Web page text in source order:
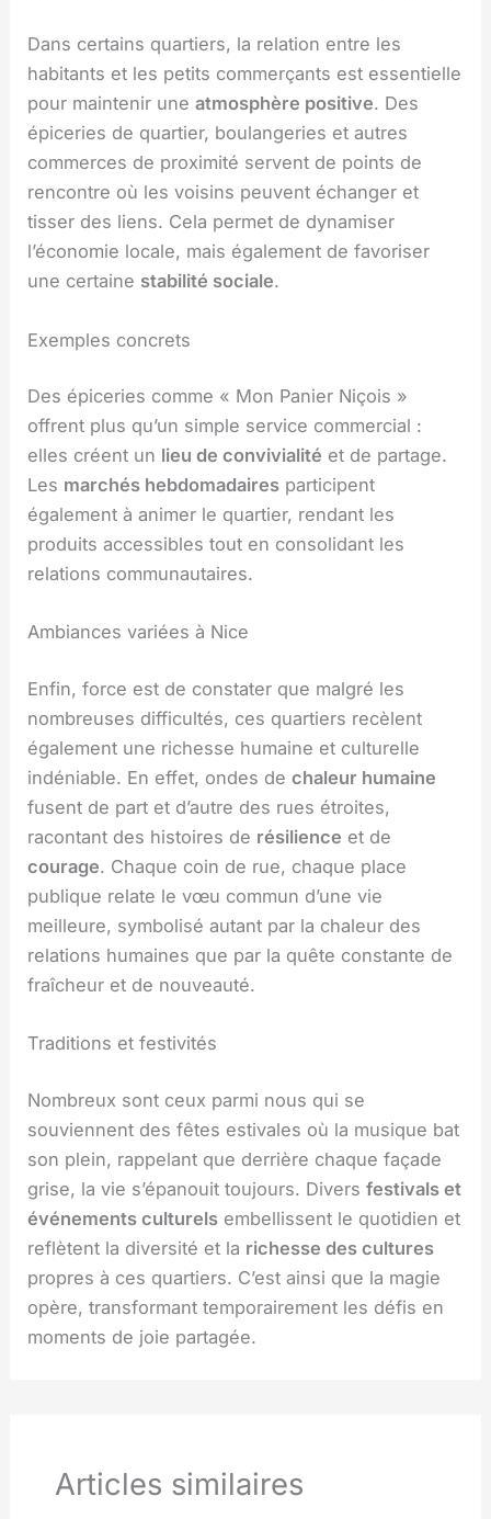
Dans certains quartiers, la relation entre les
habitants et les petits commerçants est essentielle
pour maintenir uneatmosphère positive. Des
épiceries de quartier, boulangeries et autres
commerces de proximité servent de points de
rencontre où les voisins peuvent échanger et
tisser des liens. Cela permet de dynamiser
l’économie locale, mais également de favoriser
une certaine stabilité sociale.
Exemples concrets
Des épiceries comme « Mon Panier Niçois »
offrent plus qu’un simple service commercial :
elles créent un lieu de convivialité et de partage.
Les marchés hebdomadaires participent
également à animer le quartier, rendant les
produits accessibles tout en consolidant les
relations communautaires.
Ambiances variées à Nice
Enfin, force est de constater que malgré les
nombreuses difficultés, ces quartiers recèlent
également une richesse humaine et culturelle
indéniable. En effet, ondes dechaleur humaine
fusent de part et d’autre des rues étroites,
racontant des histoires de résilience et de
courage. Chaque coin de rue, chaque place
publique relate le vœu commun d’une vie
meilleure, symbolisé autant par la chaleur des
relations humaines que par la quête constante de
fraîcheur et de nouveauté.
Traditions et festivités
Nombreux sont ceux parmi nous qui se
souviennent des fêtes estivales où la musique bat
son plein, rappelant que derrière chaque façade
grise, la vie s’épanouit toujours. Diversfestivals et
événements culturels embellissent le quotidien et
reflètent la diversité et la richesse des cultures
propres à ces quartiers. C’est ainsi que la magie
opère, transformant temporairement les défis en
moments de joie partagée.
Articles similaires